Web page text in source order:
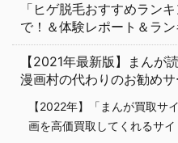
「ヒゲ脱毛おすすめラン
で！＆体験レポート＆ラ
【2021年最新版】まんが
漫画村の代わりのお勧めサ
【2022年】「まんが買取サ
画を高価買取してくれるサイ